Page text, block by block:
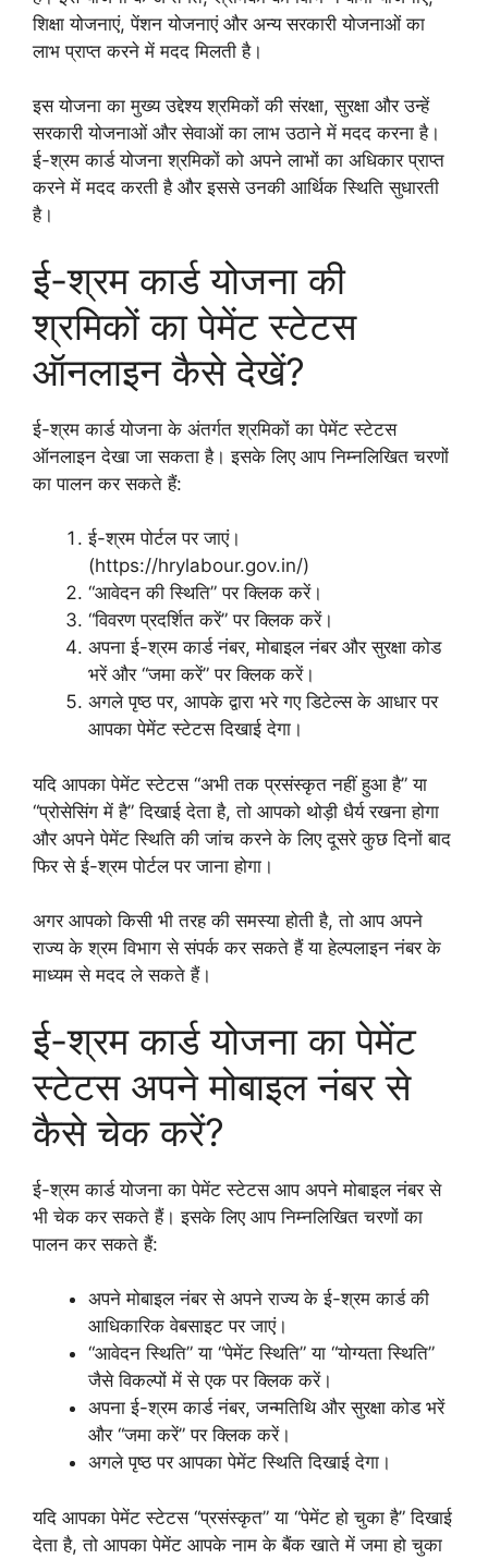
शिक्षा योजनाएं, पेंशन योजनाएं और अन्य सरकारी योजनाओं का
लाभ प्राप्त करने में मदद मिलती है।
इस योजना का मुख्य उद्देश्य श्रमिकों की संरक्षा, सुरक्षा और उन्हें
सरकारी योजनाओं और सेवाओं का लाभ उठाने में मदद करना है।
ई-श्रम कार्ड योजना श्रमिकों को अपने लाभों का अधिकार प्राप्त
करने में मदद करती है और इससे उनकी आर्थिक स्थिति सुधारती
है।
ई-श्रम कार्ड योजना की
श्रमिकों का पेमेंट स्टेटस
ऑनलाइन कैसे देखें?
ई-श्रम कार्ड योजना के अंतर्गत श्रमिकों का पेमेंट स्टेटस
ऑनलाइन देखा जा सकता है। इसके लिए आप निम्नलिखित चरणों
का पालन कर सकते हैं:
ई-श्रम पोर्टल पर जाएं।
(https://hrylabour.gov.in/)
“आवेदन की स्थिति” पर क्लिक करें।
“विवरण प्रदर्शित करें” पर क्लिक करें।
अपना ई-श्रम कार्ड नंबर, मोबाइल नंबर और सुरक्षा कोड
भरें और “जमा करें” पर क्लिक करें।
अगले पृष्ठ पर, आपके द्वारा भरे गए डिटेल्स के आधार पर
आपका पेमेंट स्टेटस दिखाई देगा।
यदि आपका पेमेंट स्टेटस “अभी तक प्रसंस्कृत नहीं हुआ है” या
“प्रोसेसिंग में है” दिखाई देता है, तो आपको थोड़ी धैर्य रखना होगा
और अपने पेमेंट स्थिति की जांच करने के लिए दूसरे कुछ दिनों बाद
फिर से ई-श्रम पोर्टल पर जाना होगा।
अगर आपको किसी भी तरह की समस्या होती है, तो आप अपने
राज्य के श्रम विभाग से संपर्क कर सकते हैं या हेल्पलाइन नंबर के
माध्यम से मदद ले सकते हैं।
ई-श्रम कार्ड योजना का पेमेंट
स्टेटस अपने मोबाइल नंबर से
कैसे चेक करें?
ई-श्रम कार्ड योजना का पेमेंट स्टेटस आप अपने मोबाइल नंबर से
भी चेक कर सकते हैं। इसके लिए आप निम्नलिखित चरणों का
पालन कर सकते हैं:
अपने मोबाइल नंबर से अपने राज्य के ई-श्रम कार्ड की
आधिकारिक वेबसाइट पर जाएं।
“आवेदन स्थिति” या “पेमेंट स्थिति” या “योग्यता स्थिति”
जैसे विकल्पों में से एक पर क्लिक करें।
अपना ई-श्रम कार्ड नंबर, जन्मतिथि और सुरक्षा कोड भरें
और “जमा करें” पर क्लिक करें।
अगले पृष्ठ पर आपका पेमेंट स्थिति दिखाई देगा।
यदि आपका पेमेंट स्टेटस “प्रसंस्कृत” या “पेमेंट हो चुका है” दिखाई
देता है, तो आपका पेमेंट आपके नाम के बैंक खाते में जमा हो चुका